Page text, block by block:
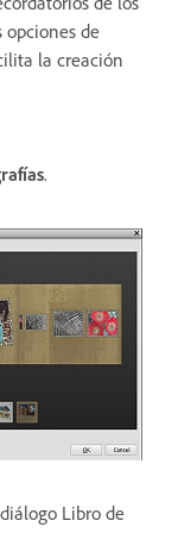
opciones de
la creación
.
Libro de